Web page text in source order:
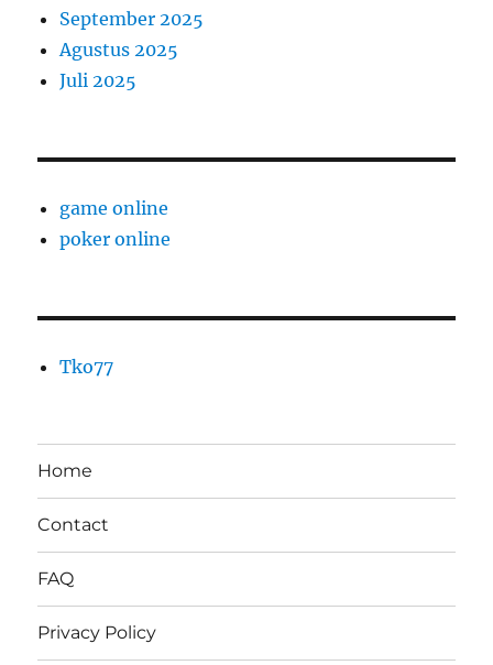
September 2025
Agustus 2025
Juli 2025
game online
poker online
Tko77
Home
Contact
FAQ
Privacy Policy